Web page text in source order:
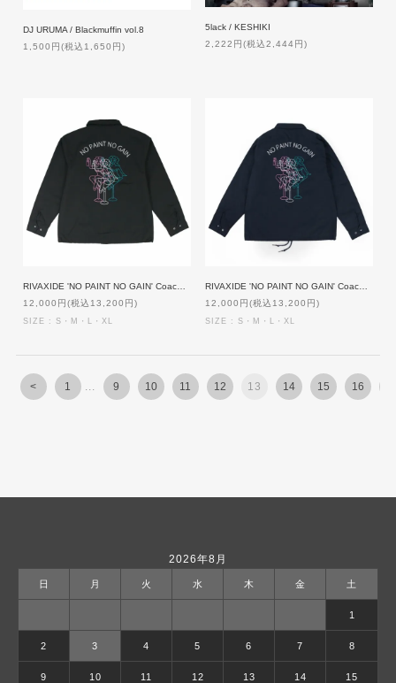
DJ URUMA / Blackmuffin vol.8
1,500円(税込1,650円)
5lack / KESHIKI
2,222円(税込2,444円)
12,000円(税込13,200円)
SIZE : S・M・L・XL
12,000円(税込13,200円)
SIZE : S・M・L・XL
< 1 ... 9 10 11 12 13 14 15 16
2026年8月
日 月 火 水 木 金 土
1
2 3 4 5 6 7 8
9 10 11 12 13 14 15